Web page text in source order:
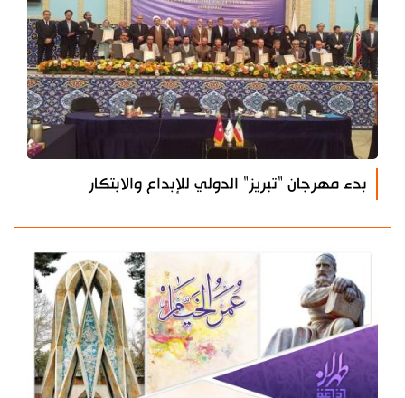
بدء مهرجان "تبريز" الدولي للإبداع والابتكار